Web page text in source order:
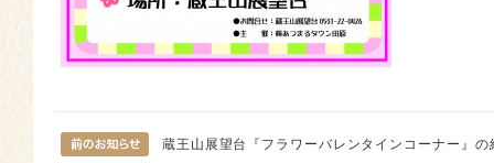
蔵王山展望台『フラワーバレンタインコーナー』の